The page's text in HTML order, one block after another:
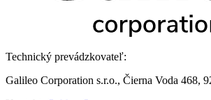
Technický prevádzkovateľ:
Galileo Corporation s.r.o., Čierna Voda 468,